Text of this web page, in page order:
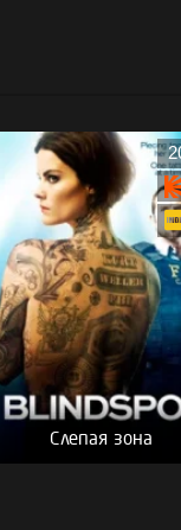
Слепая зона